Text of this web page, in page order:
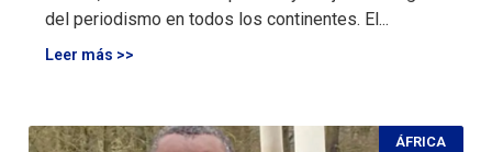
del periodismo en todos los continentes. El...
Leer más >>
ÁFRICA